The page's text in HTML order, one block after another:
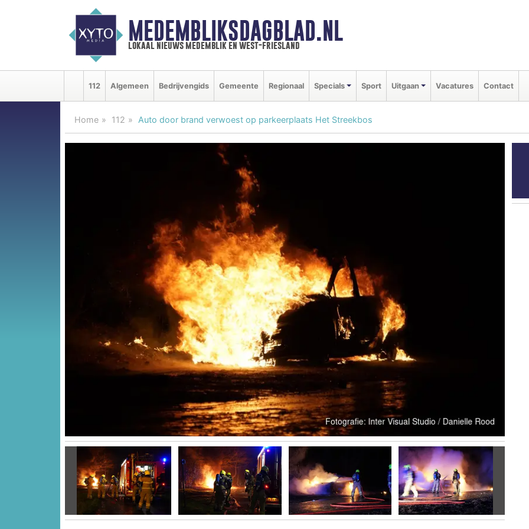
MEDEMBLIKSDAGBLAD.NL
lokaal nieuws medemblik en west-friesland
112 Algemeen Bedrijvengids Gemeente Regionaal Specials Sport Uitgaan Vacatures Contact
Home 112 Auto door brand verwoest op parkeerplaats Het Streekbos
Vorige